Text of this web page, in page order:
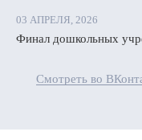
03 АПРЕЛЯ, 2026
Финал дошкольных
Смотреть во